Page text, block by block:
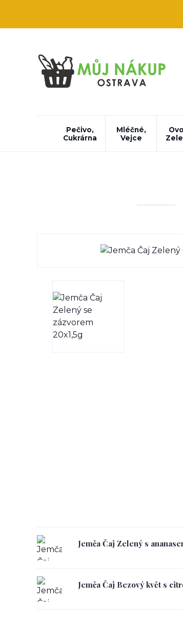
Pečivo,
Cukrárna
Mléčné,
Vejce
Jemča Čaj Zelený s
Jemča Čaj Bezový květ s